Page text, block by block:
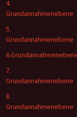
4.
Grundannahmenebene
5.
Grundannahmenebene
7.
Grundannahmenebene
8.
Grundannahmenebene